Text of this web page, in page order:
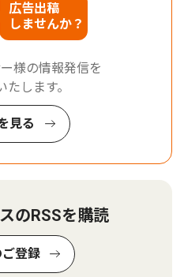
広告出稿
しませんか？
様の情報発信を
たします。
見る
のRSSを購読
ご登録